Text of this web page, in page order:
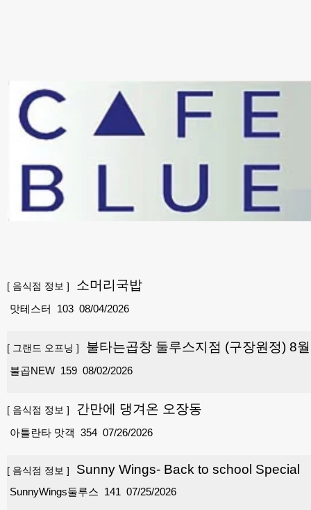
[ 음식점 정보 ] 소머리국밥
103
맛테스터 08/04/2026
[ 그랜드 오프닝 ] 불타는곱창 둘루스지점 (구장원정) 8
159
불곱NEW 08/02/2026
[ 음식점 정보 ] 간만에 댕겨온 오장동
354
아틀란타 맛객 07/26/2026
[ 음식점 정보 ] Sunny Wings- Back to school Special
141
SunnyWings둘루스 07/25/2026